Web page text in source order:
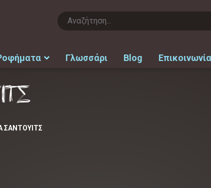
Γλωσσάρι Blog Επικοινωνία
ΣΑΝΤΟΥΙΤΣ